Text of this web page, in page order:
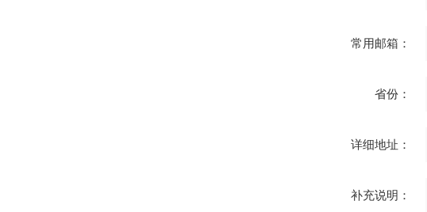
常用邮箱：
省份：
详细地址：
补充说明：